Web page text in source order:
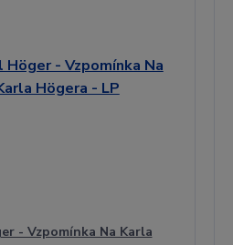
- Vzpomínka Na Karla